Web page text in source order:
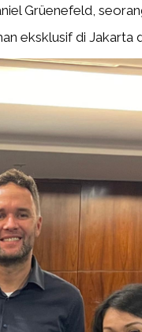
Grüenefeld,
eksklusif di Jakarta